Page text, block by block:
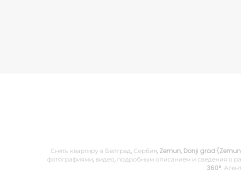
Снять квартиру в Белград, Сербия, Zemun, Donji grad
фотографиями, видео, подробным описанием и сведения о
360°.